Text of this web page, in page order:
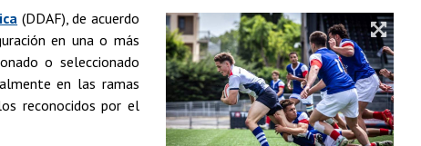
(DDAF), de acuerdo
en una o más
o seleccionado
en las ramas
reconocidos por el